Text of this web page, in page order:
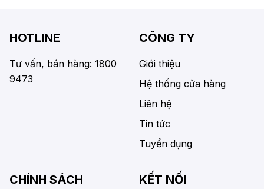
HOTLINE
Tư vấn, bán hàng: 1800
9473
CÔNG TY
Giới thiệu
Hệ thống cửa hàng
Liên hệ
Tin tức
Tuyển dụng
CHÍNH SÁCH KẾT NỐI